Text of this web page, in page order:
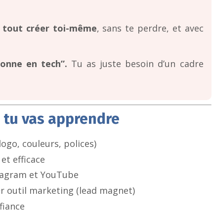
tout créer toi-même, sans te perdre, et avec
en tech”. Tu as juste besoin d’un cadre
tu vas apprendre
couleurs, polices)
efficace
et YouTube
outil marketing (lead magnet)